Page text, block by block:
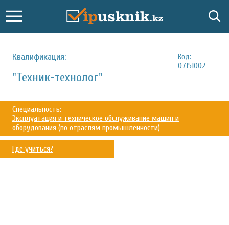
Квалификация:
Код:
07151002
"Техник-технолог"
Специальность:
Эксплуатация и техническое обслуживание машин и
оборудования (по отраслям промышленности)
Где учиться?